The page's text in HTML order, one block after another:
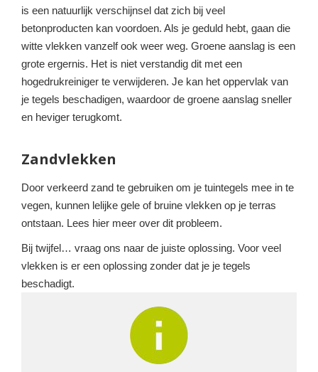
is een natuurlijk verschijnsel dat zich bij veel
betonproducten kan voordoen. Als je geduld hebt, gaan die
witte vlekken vanzelf ook weer weg. Groene aanslag is een
grote ergernis. Het is niet verstandig dit met een
hogedrukreiniger te verwijderen. Je kan het oppervlak van
je tegels beschadigen, waardoor de groene aanslag sneller
en heviger terugkomt.
Zandvlekken
Door verkeerd zand te gebruiken om je tuintegels mee in te
vegen, kunnen lelijke gele of bruine vlekken op je terras
ontstaan. Lees hier meer over dit probleem.
Bij twijfel… vraag ons naar de juiste oplossing. Voor veel
vlekken is er een oplossing zonder dat je je tegels
beschadigt.